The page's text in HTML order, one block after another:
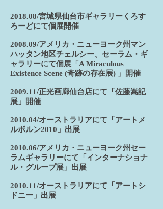
2018.08/宮城県仙台市ギャラリーくろす
ろーどにて個展開催
2008.09/アメリカ・ニューヨーク州マン
ハッタン地区チェルシー、セーラム・ギ
ャラリーにて個展「A Miraculous
Existence Scene (奇跡の存在展) 」開催
2009.11/正光画廊仙台店にて「佐藤嵩記
展」開催
2010.04/オーストラリアにて「アートメ
ルボルン2010」出展
2010.06/アメリカ・ニューヨーク州セー
ラムギャラリーにて「インターナショナ
ル・グループ展」出展
2010.11/オーストラリアにて「アートシ
ドニー」出展